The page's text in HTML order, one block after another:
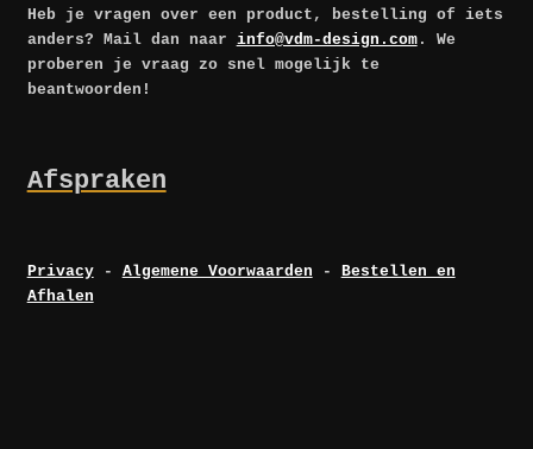
Heb je vragen over een product, bestelling of iets
anders? Mail dan naar info@vdm-design.com. We
proberen je vraag zo snel mogelijk te
beantwoorden!
Afspraken
Privacy- Algemene Voorwaarden - Bestellen en
Afhalen